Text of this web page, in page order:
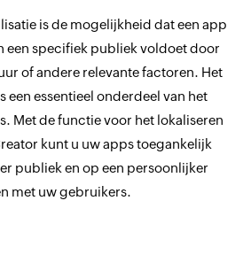
is de mogelijkheid dat een app
een specifiek publiek voldoet door
of andere relevante factoren. Het
een essentieel onderdeel van het
Met de functie voor het lokaliseren
kunt u uw apps toegankelijk
publiek en op een persoonlijker
met uw gebruikers.